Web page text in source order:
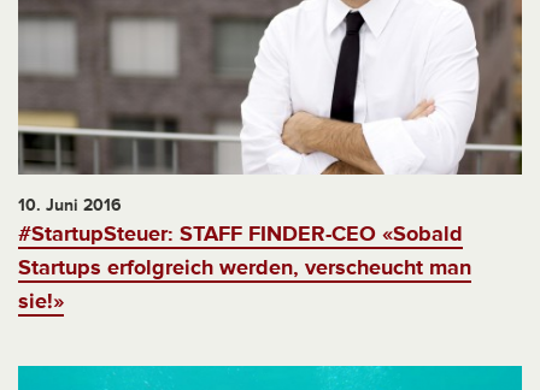
10. Juni 2016
#StartupSteuer: STAFF FINDER-CEO «Sobald
Startups erfolgreich werden, verscheucht man
sie!»